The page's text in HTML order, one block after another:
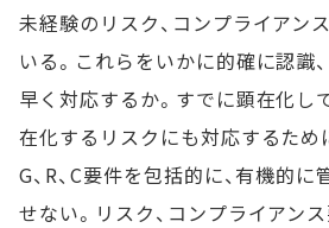
未経験のリスク、コンプライアン
いる。これらをいかに的確に認識
早く対応するか。すでに顕在化し
在化するリスクにも対応するため
G、R、C要件を包括的に、有機的
せない。リスク、コンプライアン